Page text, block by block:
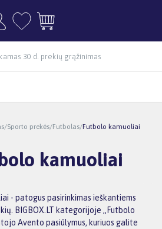
30 d. prekių grąžinimas
/Sporto prekės/Futbolas/Futbolo kamuoliai
kamuoliai
- patogus pasirinkimas ieškantiems
BIGBOX.LT kategorijoje „Futbolo
Avento pasiūlymus, kuriuos galite